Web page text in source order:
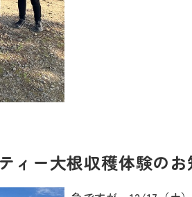
ィー大根収穫体験の